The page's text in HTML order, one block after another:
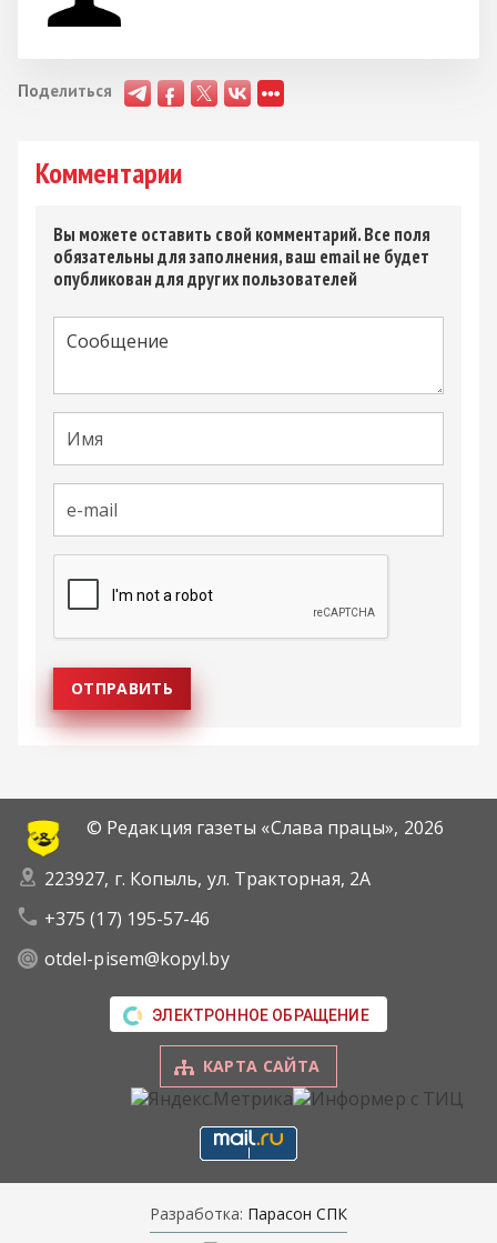
Поделиться
Комментарии
Вы можете оставить свой комментарий. Все поля
обязательны для заполнения, ваш email не будет
опубликован для других пользователей
© Редакция газеты «Слава працы», 2026
223927, г. Копыль, ул. Тракторная, 2А
+375 (17) 195-57-46
otdel-pisem@kopyl.by
ЭЛЕКТРОННОЕ ОБРАЩЕНИЕ
КАРТА САЙТА
Разработка: Парасон СПК